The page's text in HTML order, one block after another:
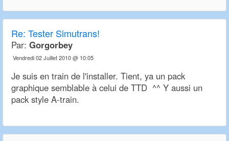
Re: Tester Simutrans!
Par: Gorgorbey
Vendredi 02 Juillet 2010 @ 10:05
Je suis en train de l'installer. Tient, ya un pack
graphique semblable à celui de TTD ^^ Y aussi un
pack style A-train.